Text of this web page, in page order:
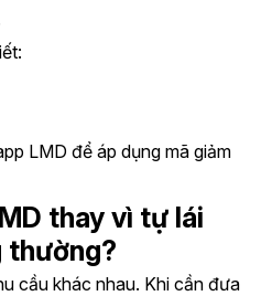
LMD để áp dụng mã giảm
thay vì tự lái
thường?
cầu khác nhau. Khi cần đưa